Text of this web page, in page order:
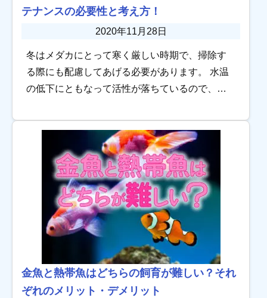
テナンスの必要性と考え方！
2020年11月28日
冬はメダカにとって寒く厳しい時期で、掃除す
る際にも配慮してあげる必要があります。 水温
の低下にともなって活性が落ちているので、水
よう工夫することが大切です。冬場の管理が上
金魚と熱帯魚はどちらの飼育が難しい？それ
ぞれのメリット・デメリット